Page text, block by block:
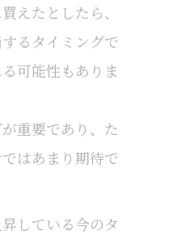
えたとしたら、
るタイミングで
可能性もありま
重要であり、た
はあまり期待で
している今のタ